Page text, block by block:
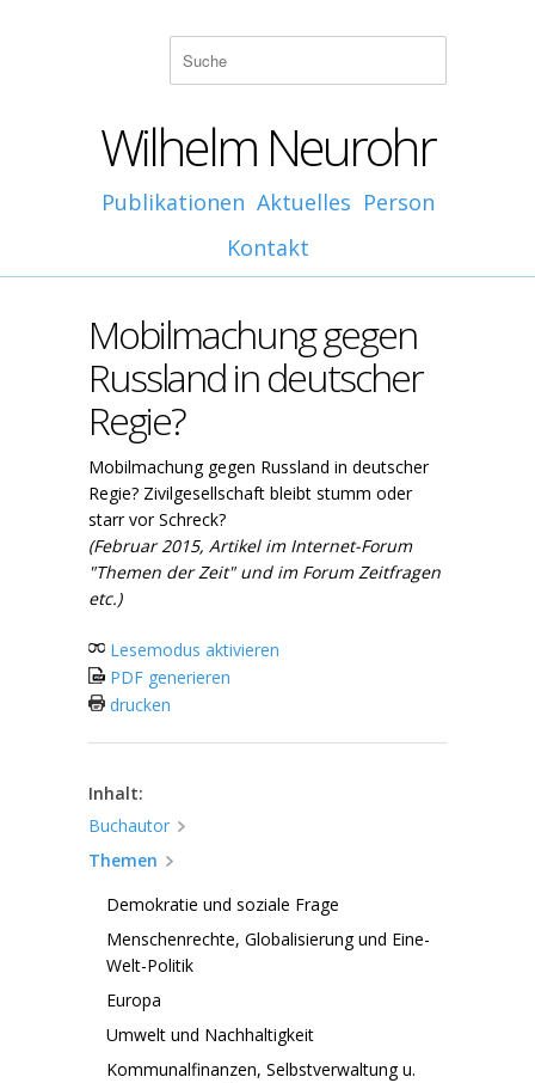
Wilhelm Neurohr
Publikationen Aktuelles Person
Kontakt
Mobilmachung gegen
Russland in deutscher
Regie?
Mobilmachung gegen Russland in deutscher
Regie? Zivilgesellschaft bleibt stumm oder
starr vor Schreck?
(Februar 2015, Artikel im Internet-Forum
"Themen der Zeit" und im Forum Zeitfragen
etc.)
Lesemodus aktivieren
PDF generieren
drucken
Inhalt:
Buchautor
Themen
Demokratie und soziale Frage
Menschenrechte, Globalisierung und Eine-
Welt-Politik
Europa
Umwelt und Nachhaltigkeit
Kommunalfinanzen, Selbstverwaltung u.